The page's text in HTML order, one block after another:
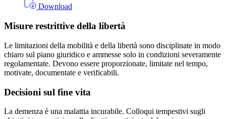
Download
Misure restrittive della libertà
Le limitazioni della mobilità e della libertà sono disciplinate in modo
chiaro sul piano giuridico e ammesse solo in condizioni severamente
regolamentate. Devono essere proporzionate, limitate nel tempo,
motivate, documentate e verificabili.
Decisioni sul fine vita
La demenza è una malattia incurabile. Colloqui tempestivi sugli